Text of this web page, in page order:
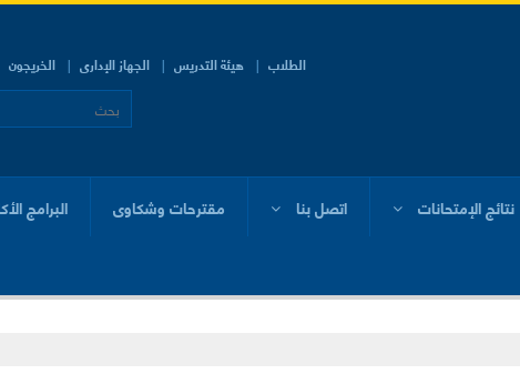
الطلاب هيئة التدريس الجهاز الإدارى الخريجون
نتائج الإمتحانات اتصل بنا مقترحات وشكاوى البرامج